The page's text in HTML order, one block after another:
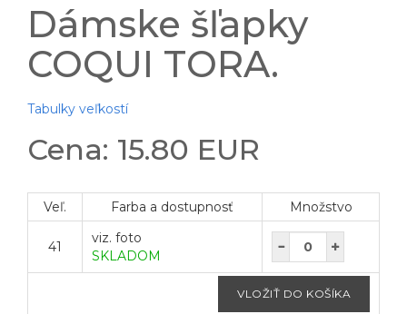
Dámske šľapky
COQUI TORA.
Tabulky veľkostí
Cena: 15.80 EUR
Veľ. Farba a dostupnosť Množstvo
41
viz. foto
SKLADOM